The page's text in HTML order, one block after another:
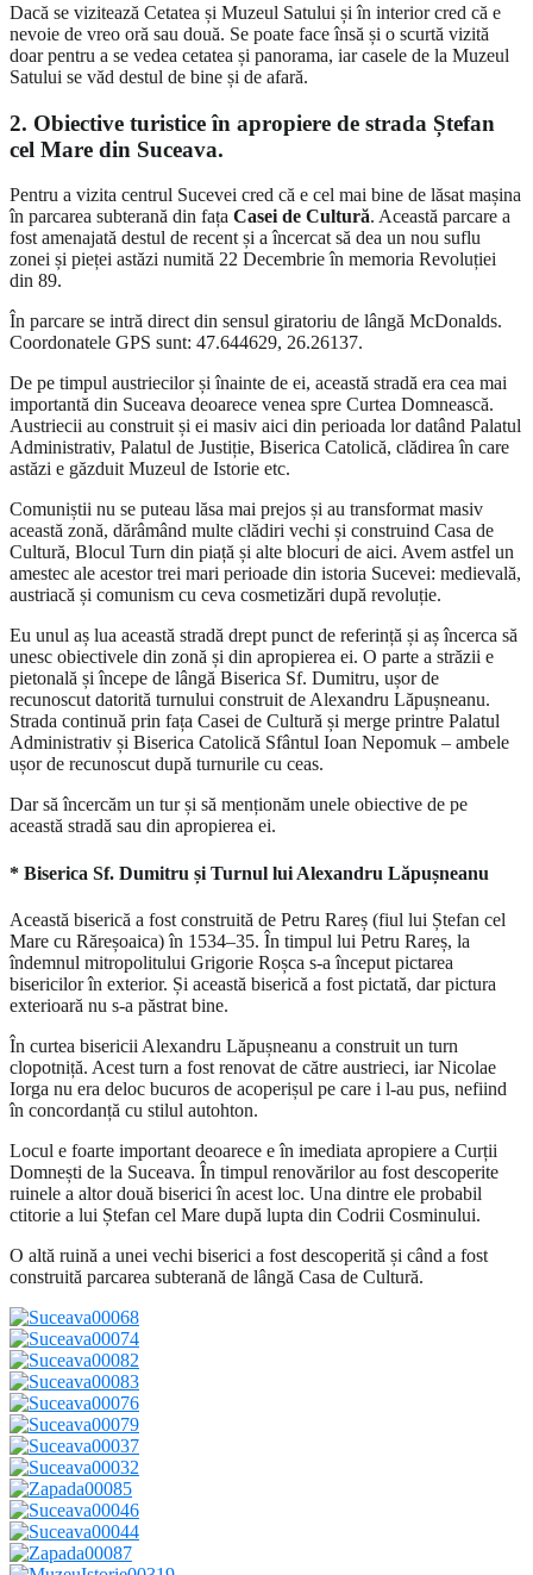
Dacă se vizitează Cetatea și Muzeul Satului și în interior cred că e
nevoie de vreo oră sau două. Se poate face însă și o scurtă vizită
doar pentru a se vedea cetatea și panorama, iar casele de la Muzeul
Satului se văd destul de bine și de afară.
2. Obiective turistice în apropiere de strada Ștefan
cel Mare din Suceava.
Pentru a vizita centrul Sucevei cred că e cel mai bine de lăsat mașina
în parcarea subterană din fața Casei de Cultură. Această parcare a
fost amenajată destul de recent și a încercat să dea un nou suflu
zonei și pieței astăzi numită 22 Decembrie în memoria Revoluției
din 89.
În parcare se intră direct din sensul giratoriu de lângă McDonalds.
Coordonatele GPS sunt: 47.644629, 26.26137.
De pe timpul austriecilor și înainte de ei, această stradă era cea mai
importantă din Suceava deoarece venea spre Curtea Domnească.
Austriecii au construit și ei masiv aici din perioada lor datând Palatul
Administrativ, Palatul de Justiție, Biserica Catolică, clădirea în care
astăzi e găzduit Muzeul de Istorie etc.
Comuniștii nu se puteau lăsa mai prejos și au transformat masiv
această zonă, dărâmând multe clădiri vechi și construind Casa de
Cultură, Blocul Turn din piață și alte blocuri de aici. Avem astfel un
amestec ale acestor trei mari perioade din istoria Sucevei: medievală,
austriacă și comunism cu ceva cosmetizări după revoluție.
Eu unul aș lua această stradă drept punct de referință și aș încerca să
unesc obiectivele din zonă și din apropierea ei. O parte a străzii e
pietonală și începe de lângă Biserica Sf. Dumitru, ușor de
recunoscut datorită turnului construit de Alexandru Lăpușneanu.
Strada continuă prin fața Casei de Cultură și merge printre Palatul
Administrativ și Biserica Catolică Sfântul Ioan Nepomuk – ambele
ușor de recunoscut după turnurile cu ceas.
Dar să încercăm un tur și să menționăm unele obiective de pe
această stradă sau din apropierea ei.
* Biserica Sf. Dumitru și Turnul lui Alexandru Lăpușneanu
Această biserică a fost construită de Petru Rareș (fiul lui Ștefan cel
Mare cu Răreșoaica) în 1534–35. În timpul lui Petru Rareș, la
îndemnul mitropolitului Grigorie Roșca s-a început pictarea
bisericilor în exterior. Și această biserică a fost pictată, dar pictura
exterioară nu s-a păstrat bine.
În curtea bisericii Alexandru Lăpușneanu a construit un turn
clopotniță. Acest turn a fost renovat de către austrieci, iar Nicolae
Iorga nu era deloc bucuros de acoperișul pe care i l-au pus, nefiind
în concordanță cu stilul autohton.
Locul e foarte important deoarece e în imediata apropiere a Curții
Domnești de la Suceava. În timpul renovărilor au fost descoperite
ruinele a altor două biserici în acest loc. Una dintre ele probabil
ctitorie a lui Ștefan cel Mare după lupta din Codrii Cosminului.
O altă ruină a unei vechi biserici a fost descoperită și când a fost
construită parcarea subterană de lângă Casa de Cultură.